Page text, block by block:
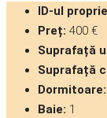
ID-ul
Preț: 400 €
Suprafață
Suprafață
Dormitoare:
Baie: 1